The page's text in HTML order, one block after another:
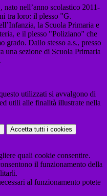
nell’anno scolastico 2011-
tra loro: il plesso "G.
la Scuola Primaria e
e il plesso "Poliziano" che
grado. Dallo stesso a.s., presso
una sezione di Scuola Primaria
utilizzati si avvalgono di
utili alle finalità illustrate nella
Accetta tutti i cookies
quali cookie consentire.
il funzionamento della
al funzionamento potete